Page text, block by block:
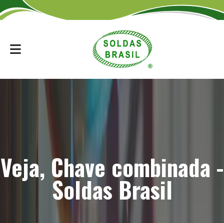
Veja, Chave combinada -
Soldas Brasil